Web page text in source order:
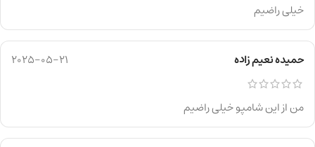
خیلی راضیم
حمیده نعیم زاده 2025-05-21
من از این شامپو خیلی راضیم